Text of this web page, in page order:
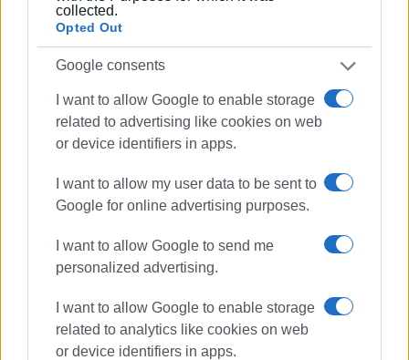
collected.
Opted Out
Google consents
I want to allow Google to enable storage
related to advertising like cookies on web
or device identifiers in apps.
I want to allow my user data to be sent to
Google for online advertising purposes.
I want to allow Google to send me
personalized advertising.
I want to allow Google to enable storage
related to analytics like cookies on web
or device identifiers in apps.
Είναι ο εκδότης - διευθυντής της Ενημέρωσης.
Έχει σπουδάσει και εργαστεί ως μηχανικός και
ηλεκτρονικός. Δημοσιογραφεί από τις αρχές της
όλες τις αθηναϊκές εφημερίδες. Διετέλεσε
πρόεδρος του Συνδέσμου Ημερησίων
Περιφερειακών Εφημερίδων, τον οποίον
γραμματέα στο δ.σ. επί οκτώ χρόνια. Πιστεύει
πως η ισχυρότερη ιδιότητα του δημοσιογράφου
στην ενημέρωση είναι το ενδιαφέρον του για τα
κοινά και στην επικοινωνία η έντιμη και
ανιδιοτελής διαμεσολάβηση.
Ακολουθήστε το enimerosi στοFacebook